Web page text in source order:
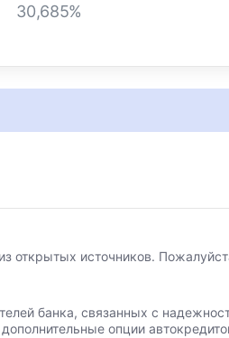
30,685%
открытых источников.
банка, связанных с
опции